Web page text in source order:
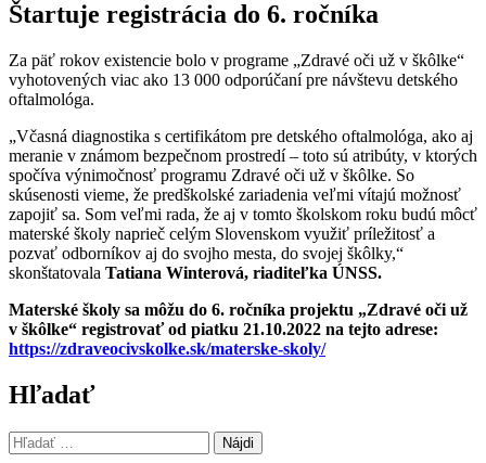
Štartuje registrácia do 6. ročníka
Za päť rokov existencie bolo v programe „Zdravé oči už v škôlke“
vyhotovených viac ako 13 000 odporúčaní pre návštevu detského
oftalmológa.
„Včasná diagnostika s certifikátom pre detského oftalmológa, ako aj
meranie v známom bezpečnom prostredí – toto sú atribúty, v ktorých
spočíva výnimočnosť programu Zdravé oči už v škôlke. So
skúsenosti vieme, že predškolské zariadenia veľmi vítajú možnosť
zapojiť sa. Som veľmi rada, že aj v tomto školskom roku budú môcť
materské školy naprieč celým Slovenskom využiť príležitosť a
pozvať odborníkov aj do svojho mesta, do svojej škôlky,“
skonštatovala Tatiana Winterová, riaditeľka ÚNSS.
Materské školy sa môžu do 6. ročníka projektu „Zdravé oči už
v škôlke“ registrovať od piatku 21.10.2022 na tejto adrese:
https://zdraveocivskolke.sk/materske-skoly/
Preskočiť
späť
hlavnú
Hľadať
Hľadať: